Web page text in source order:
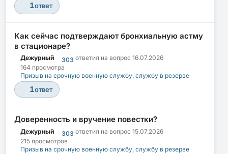
1ответ
Как сейчас подтверждают бронхиальную астму
в стационаре?
Дежурный 303 ответил на вопрос 16.07.2026
164 просмотра
Призыв на срочную военную службу, службу в резерве
1ответ
Доверенность и вручение повестки?
Дежурный 303 ответил на вопрос 15.07.2026
215 просмотров
Призыв на срочную военную службу, службу в резерве